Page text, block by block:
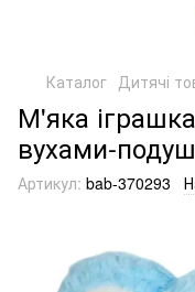
Каталог Дитячі
М'яка
вухами-
Артикул: bab-370293